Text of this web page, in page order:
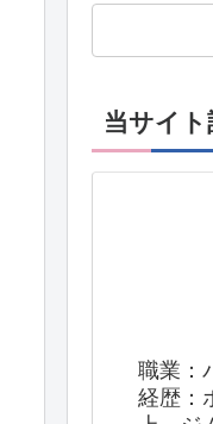
当サイ
職業：
経歴：